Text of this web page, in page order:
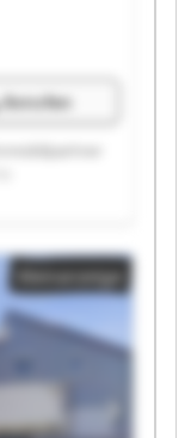
Anrufen
Kleinanzeige